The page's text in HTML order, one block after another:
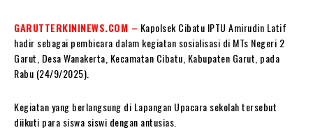
GARUTTERKININEWS.COM – Kapolsek Cibatu IPTU Amirudin Latif
hadir sebagai pembicara dalam kegiatan sosialisasi di MTs Negeri 2
Garut, Desa Wanakerta, Kecamatan Cibatu, Kabupaten Garut, pada
Rabu (24/9/2025).
Kegiatan yang berlangsung di Lapangan Upacara sekolah tersebut
diikuti para siswa siswi dengan antusias.